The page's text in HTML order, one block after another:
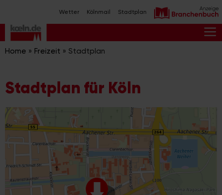
Inhalt
springen
Wetter Kölnmail Stadtplan
Home » Freizeit » Stadtplan
Stadtplan für Köln